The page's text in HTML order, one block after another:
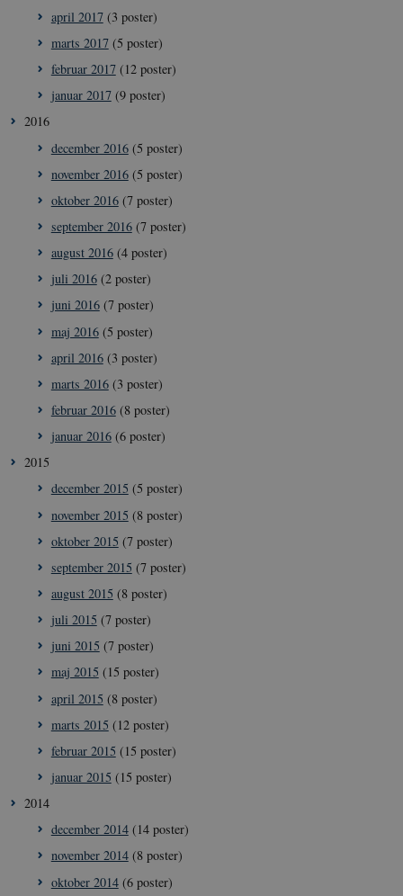
april 2017(3 poster)
marts 2017(5 poster)
februar 2017(12 poster)
januar 2017(9 poster)
2016
december 2016(5 poster)
november 2016(5 poster)
oktober 2016(7 poster)
september 2016(7 poster)
august 2016(4 poster)
juli 2016(2 poster)
juni 2016(7 poster)
maj 2016(5 poster)
april 2016(3 poster)
marts 2016(3 poster)
februar 2016(8 poster)
januar 2016(6 poster)
2015
december 2015 (5 poster)
november 2015 (8 poster)
oktober 2015 (7 poster)
september 2015 (7 poster)
august 2015 (8 poster)
juli 2015 (7 poster)
juni 2015 (7 poster)
maj 2015 (15 poster)
april 2015 (8 poster)
marts 2015 (12 poster)
februar 2015 (15 poster)
januar 2015 (15 poster)
2014
december 2014(14 poster)
november 2014(8 poster)
oktober 2014(6 poster)
__Secure-typo3nonce_ky-
9HhVKGisoSkjZJef_EA
CookieScriptConsent
__Secure-
o6zI1ofHsZUGvzQ
__Secure-typo3nonce_rgWAq6nC-
typo3nonce_uX4Mhl8RLqBZsOkbydAwew
__Secure-
typo3nonce_KbCW50Jg1s5208W1Mgs5Fg
__Secure-
typo3nonce_HLwNSqnQsUApo3P_-skthQ
__Secure-
typo3nonce_6hPMnfIy2oJvErvMQCxknw
__Secure-typo3nonce_L8s1jVt-
_WWXhPPS6G0yKg
_cfuvid